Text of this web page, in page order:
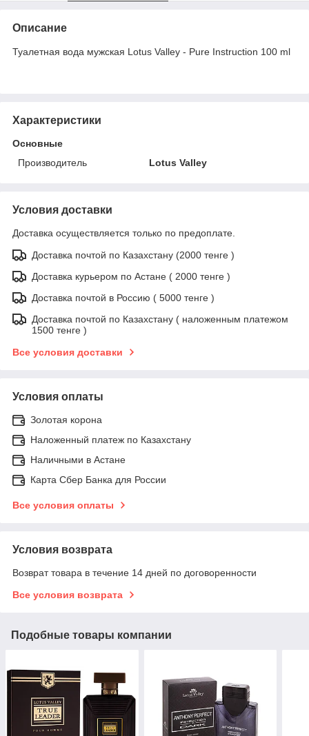
Описание
Туалетная вода мужская Lotus Valley - Pure Instruction 100 ml
Характеристики
Основные
Производитель
Lotus Valley
Условия доставки
Доставка осуществляется только по предоплате.
Доставка почтой по Казахстану (2000 тенге )
Доставка курьером по Астане ( 2000 тенге )
Доставка почтой в Россию ( 5000 тенге )
Доставка почтой по Казахстану ( наложенным платежом
1500 тенге )
Все условия доставки
Условия оплаты
Золотая корона
Наложенный платеж по Казахстану
Наличными в Астане
Карта Сбер Банка для России
Все условия оплаты
Условия возврата
Возврат товара в течение 14 дней по договоренности
Все условия возврата
Подобные товары компании